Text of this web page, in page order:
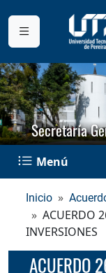
Secretaría
Menú
Inicio
ACUERDO
INVERSIONES
ACUERDO 26 AUTORIZACION COMITE DE